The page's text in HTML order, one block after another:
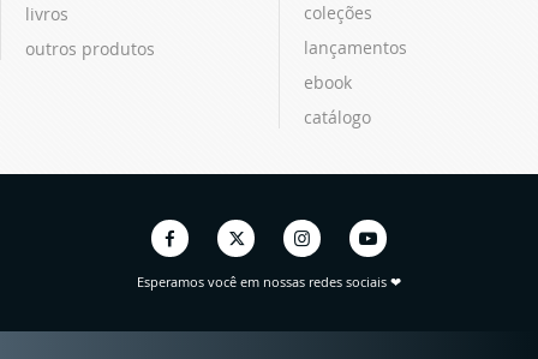
livros
outros produtos
coleções
lançamentos
ebook
catálogo
Esperamos você em nossas redes sociais ❤